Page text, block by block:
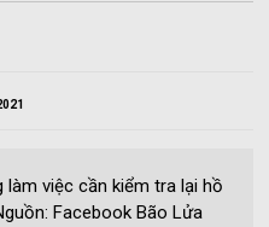
làm việc cần kiểm tra lại hồ
Facebook Bão Lửa